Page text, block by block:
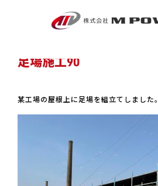
富山足場
足場施工90
某工場の屋根上に足場を組立てしました。